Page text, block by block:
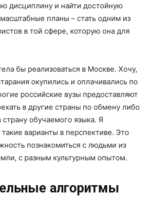
дисциплину и найти достойную
планы – стать одним из
в той сфере, которую она для
бы реализоваться в Москве. Хочу,
окупились и оплачивались по
российские вузы предоставляют
в другие страны по обмену либо
страну обучаемого языка. Я
варианты в перспективе. Это
познакомиться с людьми из
с разным культурным опытом.
алгоритмы